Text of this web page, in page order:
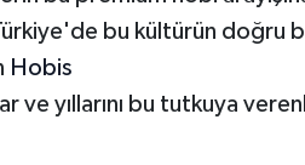
bu kültürün doğru
Hobis
ve yıllarını bu tutkuya